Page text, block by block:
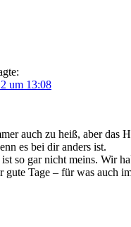
um 13:08
auch zu heiß, aber das
es bei dir anders ist.
so gar nicht meins. Wir
gute Tage – für was auch